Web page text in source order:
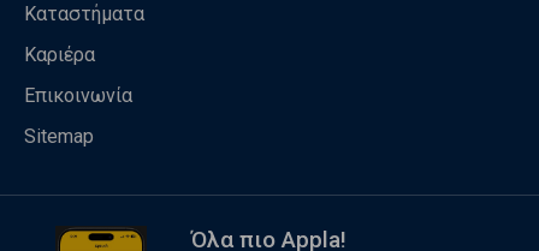
Καταστήματα
Καριέρα
Επικοινωνία
Sitemap
Όλα πιο Appla!